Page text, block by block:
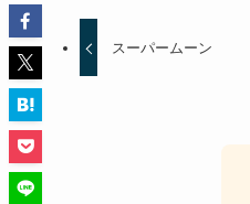
スーパームーン